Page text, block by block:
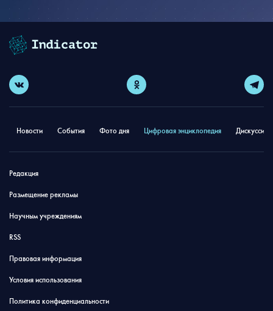
Новости События Фото дня Цифровая энциклопедия
Редакция
Размещение рекламы
Научным учреждениям
RSS
Правовая информация
Условия использования
Политика конфиденциальности